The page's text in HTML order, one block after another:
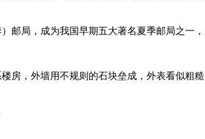
局，成为我国早期五大著名夏季邮局之一，
房，外墙用不规则的石块垒成，外表看似粗